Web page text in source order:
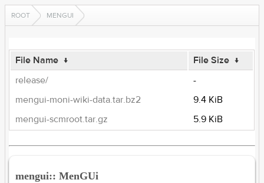
ROOT MENGUI
File Name ↓ File Size ↓
release/
-
mengui-moni-wiki-data.tar.bz2
9.4 KiB
mengui-scmroot.tar.gz
5.9 KiB
mengui:: MenGUi